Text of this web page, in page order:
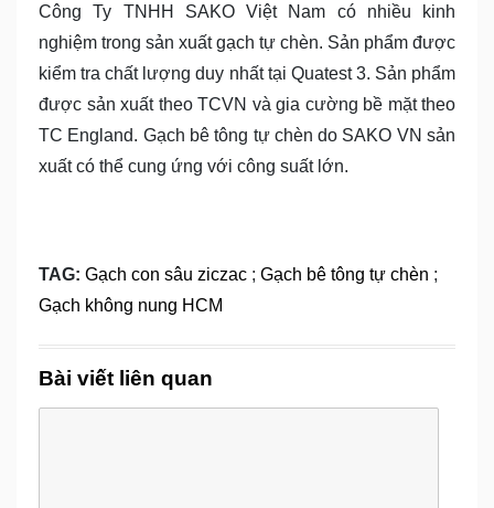
Công Ty TNHH SAKO Việt Nam có nhiều kinh
nghiệm trong sản xuất gạch tự chèn. Sản phẩm được
kiểm tra chất lượng duy nhất tại Quatest 3. Sản phẩm
được sản xuất theo TCVN và gia cường bề mặt theo
TC England. Gạch bê tông tự chèn do SAKO VN sản
xuất có thể cung ứng với công suất lớn.
TAG: Gạch con sâu ziczac ; Gạch bê tông tự chèn ;
Gạch không nung HCM
Bài viết liên quan